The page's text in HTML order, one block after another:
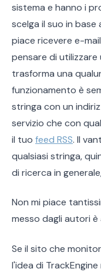
sistema e hanno i
scelga il suo in
piace ricevere e-
pensare di utilizzare
trasforma una
funzionamento è
stringa con un
servizio che con
il tuo feed RSS. Il
qualsiasi stringa,
di ricerca in
Non mi piace
messo dagli autori è
Se il sito che
l'idea di